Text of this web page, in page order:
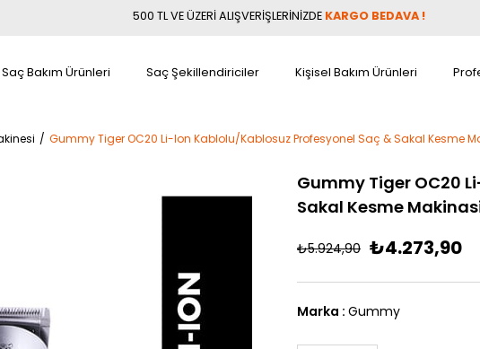
500 TL VE ÜZERİ ALIŞVERİŞLERİNİZDE KARGO BEDAVA !
Saç Bakım Ürünleri Saç Şekillendiriciler Kişisel Bakım Ürünleri
Gummy Tiger OC20 Li-Ion Kablolu/Kablosuz Profesyonel Saç & Sakal Kesme
Gummy Tiger OC20
Sakal Kesme
₺5.924,90 ₺4.273,90
Marka : Gummy